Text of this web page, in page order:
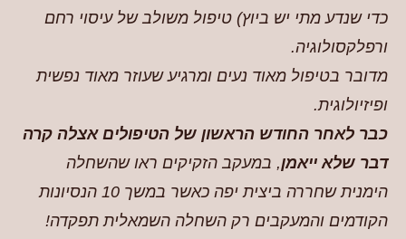
כדי שנדע מתי יש ביוץ) טיפול משולב של עיסוי רחם
ורפלקסולוגיה.
מדובר בטיפול מאוד נעים ומרגיע שעוזר מאוד נפשית
ופיזיולוגית.
כבר לאחר החודש הראשון של הטיפולים אצלה קרה
דבר שלא ייאמן, במעקב הזקיקים ראו שהשחלה
הימנית שחררה ביצית יפה כאשר במשך 10 הנסיונות
הקודמים והמעקבים רק השחלה השמאלית תפקדה!